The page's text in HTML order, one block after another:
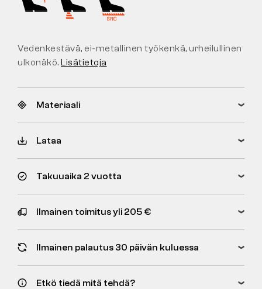
Vedenkestävä, ei-metallinen työkenkä, urheilullinen
ulkonäkö. Lisätietoja
Materiaali
Lataa
Takuuaika 2 vuotta
Ilmainen toimitus yli 205 €
Ilmainen palautus 30 päivän kuluessa
Etkö tiedä mitä tehdä?